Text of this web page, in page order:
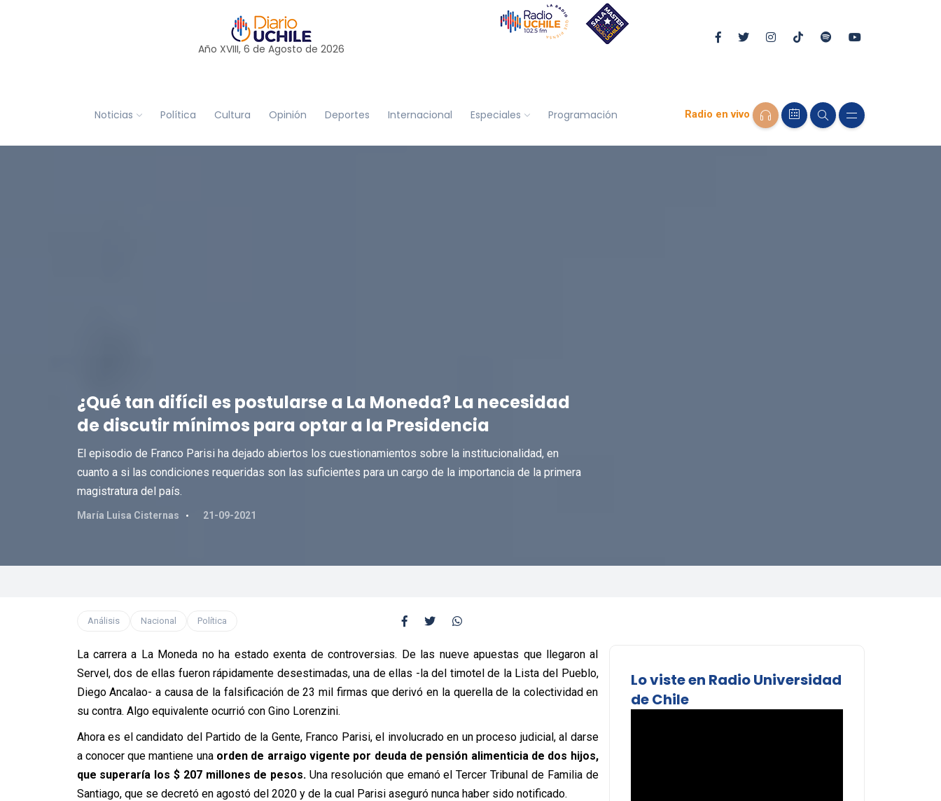
Año XVIII, 6 de Agosto de 2026
Noticias Política Cultura Opinión Deportes Internacional Especiales Programación Radio en vivo
¿Qué tan difícil es postularse a La Moneda? La necesidad
de discutir mínimos para optar a la Presidencia
El episodio de Franco Parisi ha dejado abiertos los cuestionamientos sobre la institucionalidad, en
cuanto a si las condiciones requeridas son las suficientes para un cargo de la importancia de la primera
magistratura del país.
María Luisa Cisternas 21-09-2021
Análisis Nacional Política
La carrera a La Moneda no ha estado exenta de controversias. De las nueve apuestas que llegaron al
Servel, dos de ellas fueron rápidamente desestimadas, una de ellas -la del timotel de la Lista del Pueblo,
Diego Ancalao- a causa de la falsificación de 23 mil firmas que derivó en la querella de la colectividad en
su contra. Algo equivalente ocurrió con Gino Lorenzini.
Ahora es el candidato del Partido de la Gente, Franco Parisi, el involucrado en un proceso judicial, al darse
a conocer que mantiene una orden de arraigo vigente por deuda de pensión alimenticia de dos hijos,
que superaría los $ 207 millones de pesos. Una resolución que emanó el Tercer Tribunal de Familia de
Santiago, que se decretó en agostó del 2020 y de la cual Parisi aseguró nunca haber sido notificado.
Lo viste en Radio Universidad
de Chile